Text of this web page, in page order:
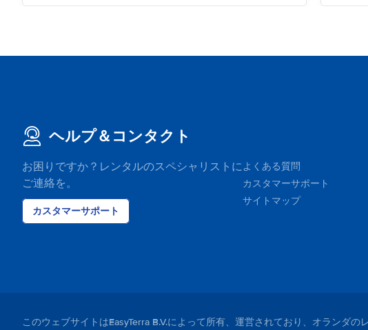
ヘルプ＆コンタクト
お困りですか？レンタルのスペシャリストに
ご連絡を。
カスタマーサポート
よくある質問
カスタマーサポート
サイトマップ
このウェブサイトはEasyTerra B.V.によって所有、運営されており、オランダ